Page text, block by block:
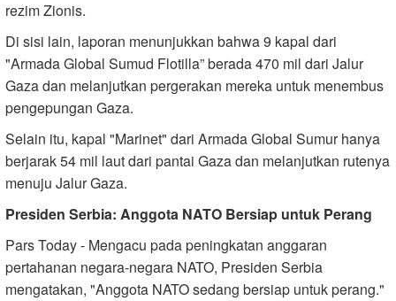
rezim Zionis.
Di sisi lain, laporan menunjukkan bahwa 9 kapal dari
"Armada Global Sumud Flotilla” berada 470 mil dari Jalur
Gaza dan melanjutkan pergerakan mereka untuk menembus
pengepungan Gaza.
Selain itu, kapal "Marinet" dari Armada Global Sumur hanya
berjarak 54 mil laut dari pantai Gaza dan melanjutkan rutenya
menuju Jalur Gaza.
Presiden Serbia: Anggota NATO Bersiap untuk Perang
Pars Today - Mengacu pada peningkatan anggaran
pertahanan negara-negara NATO, Presiden Serbia
mengatakan, "Anggota NATO sedang bersiap untuk perang."